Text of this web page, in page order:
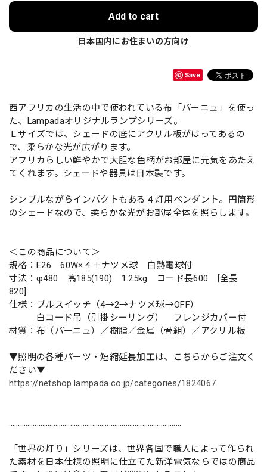
Add to cart
日本国内にお住まいの方向け
Save
西アフリカの生活の中で使われている布「パーニュ」を使っ
た、Lampadaオリジナルランプシリーズ。
Ｌサイズでは、シェードの底にアクリル板がはってあるの
で、柔らかな光が広がります。
アフリカらしい鮮やかで大胆な色柄がお部屋に元気をあたえ
てくれます。シェードや器具は日本製です。
シンプルながらインパクトもある４灯用ペンダント。円筒形
のシェードなので、柔らかな光がお部屋全体を照らします。
＜この商品について＞
規格：E26 60W×４＋ナツメ球 白熱電球付
寸法：φ480 高185(190) 1.25kg コード長600 [全長
820]
仕様：プルスイッチ（4→2→ナツメ球→OFF）
白コード吊（引掛シーリング） フレンジカバー付
材質：布（パーニュ）／樹脂／金属（骨組）／アクリル板
▼照明の各種パーツ・短縮延長加工は、こちらからご注文く
ださい▼
https://netshop.lampada.co.jp/categories/1824067
「世界の灯り」シリーズは、世界各国で職人によって作られ
た素材を日本仕様の照明に仕立てた新洋電気ならではの商品